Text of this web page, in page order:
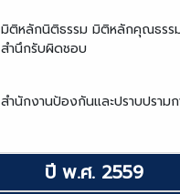
มิติหลักนิติธรรม มิติหลักคุณธรร
สำนึกรับผิดชอบ
สำนักงานป้องกันและปราบปราม
ปี พ.ศ. 2559